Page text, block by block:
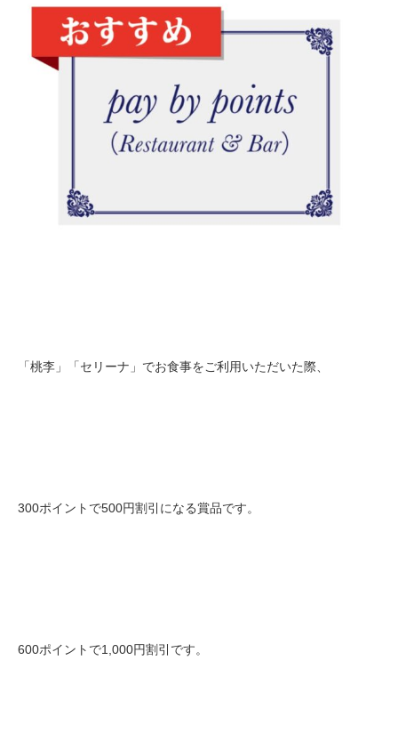
「桃李」「セリーナ」でお食事をご利用いただいた際、
300ポイントで500円割引になる賞品です。
600ポイントで1,000円割引です。